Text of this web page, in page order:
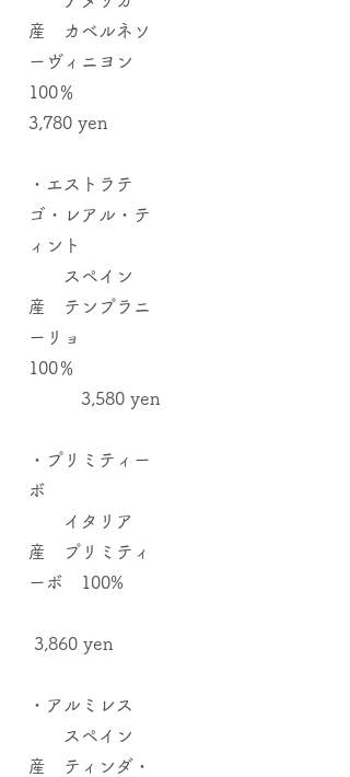
産 カベルネソ
ーヴィニヨン
100％
3,780 yen
​・エストラテ
ゴ・レアル・テ
ィント
スペイン
産 テンプラニ
ーリョ
100％
3,580 yen
・プリミティー
ボ
イタリア
産 プリミティ
ーボ 100%
3,860 yen
・アルミレス
スペイン
産 ティンダ・